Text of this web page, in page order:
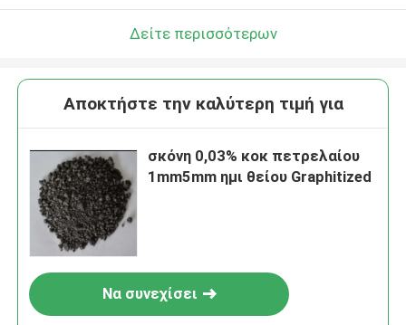
Δείτε περισσότερων
Αποκτήστε την καλύτερη τιμή για
σκόνη 0,03% κοκ πετρελαίου
1mm5mm ημι θείου Graphitized
Να συνεχίσει